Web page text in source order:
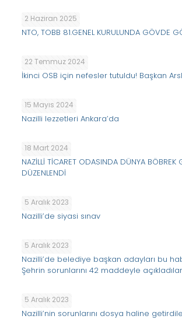
2 Haziran 2025
NTO, TOBB 81.GENEL KURULUNDA GÖVDE
22 Temmuz 2024
İkinci OSB için nefesler tutuldu! Başkan
15 Mayıs 2024
Nazilli lezzetleri Ankara’da
18 Mart 2024
NAZİLLİ TİCARET ODASINDA DÜNYA BÖBREK
DÜZENLENDİ
5 Aralık 2023
Nazilli’de siyasi sınav
5 Aralık 2023
Nazilli’de belediye başkan adayları bu
Şehrin sorunlarını 42 maddeyle açıkladılar
5 Aralık 2023
Nazilli’nin sorunlarını dosya haline